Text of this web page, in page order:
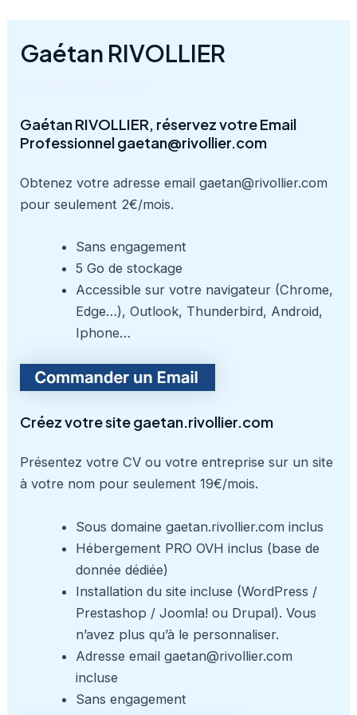
contenu
Gaétan RIVOLLIER
Gaétan RIVOLLIER, réservez votre Email
Professionnel gaetan@rivollier.com
Obtenez votre adresse email gaetan@rivollier.com
pour seulement 2€/mois.
Sans engagement
5 Go de stockage
Accessible sur votre navigateur (Chrome,
Edge…), Outlook, Thunderbird, Android,
Iphone…
Créez votre site gaetan.rivollier.com
Présentez votre CV ou votre entreprise sur un site
à votre nom pour seulement 19€/mois.
Sous domaine gaetan.rivollier.com inclus
Hébergement PRO OVH inclus (base de
donnée dédiée)
Installation du site incluse (WordPress /
Prestashop / Joomla! ou Drupal). Vous
n’avez plus qu’à le personnaliser.
Adresse email gaetan@rivollier.com
incluse
Sans engagement